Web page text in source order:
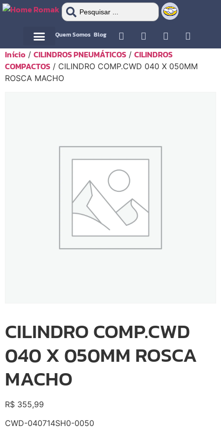
Quem Somos Blog
Início / CILINDROS PNEUMÁTICOS / CILINDROS
COMPACTOS / CILINDRO COMP.CWD 040 X 050MM
ROSCA MACHO
CILINDRO COMP.CWD
040 X 050MM ROSCA
MACHO
R$ 355,99
CWD-040714SH0-0050